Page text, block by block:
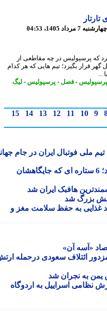
در چه مقاطعی از
بگیرد؛ تیم هایی که هر کدام
-فصل-پرسپولیس-لیگ
10
11
12
13
14
15
فوتبال ایران در جام جهانی
مورینیو ترکیب رؤیایی رئال را چید؛ 6 ستاره ای که جایگاهشان
هافبک ایران شد
بزرگ شد
به حفظ سلامت مغز و
آن»
فرانسه از هلاکت 58 مزدور ائتلاف سعودی درحمله ارتش
به نجران شد
نظامی اسراییل به اردوگاه